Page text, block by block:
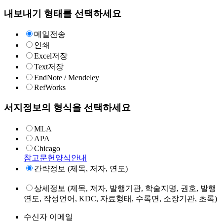
내보내기 형태를 선택하세요
메일전송
인쇄
Excel저장
Text저장
EndNote / Mendeley
RefWorks
서지정보의 형식을 선택하세요
MLA
APA
Chicago
참고문헌양식안내
간략정보 (제목, 저자, 연도)
상세정보 (제목, 저자, 발행기관, 학술지명, 권호, 발행
연도, 작성언어, KDC, 자료형태, 수록면, 소장기관, 초록)
수신자 이메일